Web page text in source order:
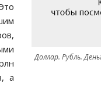
Доллар. Рубль.
а